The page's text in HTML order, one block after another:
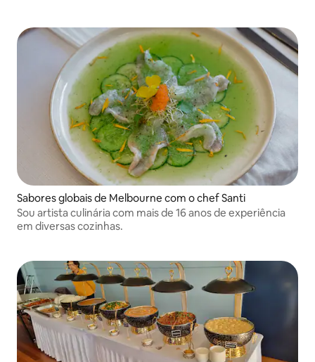
Sabores globais de Melbourne com o chef Santi
Sou artista culinária com mais de 16 anos de experiência
em diversas cozinhas.